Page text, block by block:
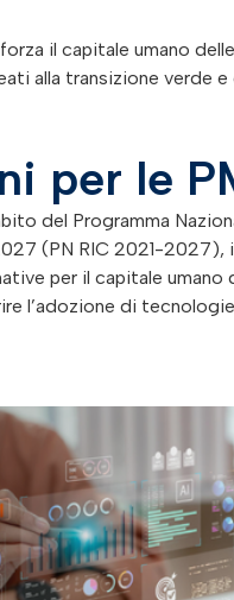
il capitale umano
alla transizione verde e
per le
del Programma
(PN RIC 2021-2027),
per il capitale umano
l’adozione di